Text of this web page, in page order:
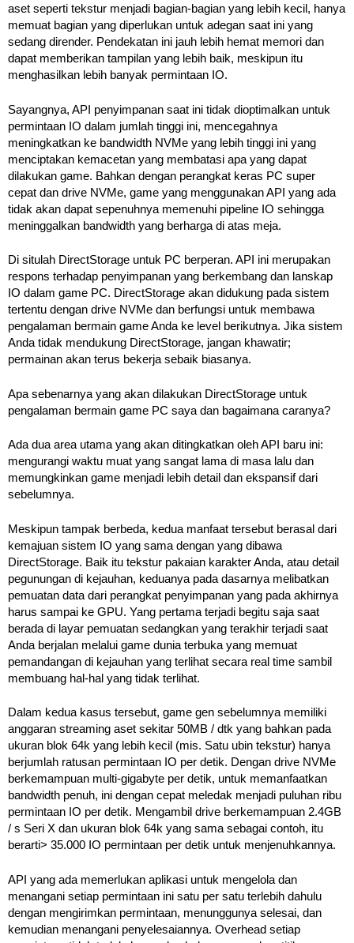
aset seperti tekstur menjadi bagian-bagian yang lebih kecil, hanya
memuat bagian yang diperlukan untuk adegan saat ini yang
sedang dirender. Pendekatan ini jauh lebih hemat memori dan
dapat memberikan tampilan yang lebih baik, meskipun itu
menghasilkan lebih banyak permintaan IO.
Sayangnya, API penyimpanan saat ini tidak dioptimalkan untuk
permintaan IO dalam jumlah tinggi ini, mencegahnya
meningkatkan ke bandwidth NVMe yang lebih tinggi ini yang
menciptakan kemacetan yang membatasi apa yang dapat
dilakukan game. Bahkan dengan perangkat keras PC super
cepat dan drive NVMe, game yang menggunakan API yang ada
tidak akan dapat sepenuhnya memenuhi pipeline IO sehingga
meninggalkan bandwidth yang berharga di atas meja.
Di situlah DirectStorage untuk PC berperan. API ini merupakan
respons terhadap penyimpanan yang berkembang dan lanskap
IO dalam game PC. DirectStorage akan didukung pada sistem
tertentu dengan drive NVMe dan berfungsi untuk membawa
pengalaman bermain game Anda ke level berikutnya. Jika sistem
Anda tidak mendukung DirectStorage, jangan khawatir;
permainan akan terus bekerja sebaik biasanya.
Apa sebenarnya yang akan dilakukan DirectStorage untuk
pengalaman bermain game PC saya dan bagaimana caranya?
Ada dua area utama yang akan ditingkatkan oleh API baru ini:
mengurangi waktu muat yang sangat lama di masa lalu dan
memungkinkan game menjadi lebih detail dan ekspansif dari
sebelumnya.
Meskipun tampak berbeda, kedua manfaat tersebut berasal dari
kemajuan sistem IO yang sama dengan yang dibawa
DirectStorage. Baik itu tekstur pakaian karakter Anda, atau detail
pegunungan di kejauhan, keduanya pada dasarnya melibatkan
pemuatan data dari perangkat penyimpanan yang pada akhirnya
harus sampai ke GPU. Yang pertama terjadi begitu saja saat
berada di layar pemuatan sedangkan yang terakhir terjadi saat
Anda berjalan melalui game dunia terbuka yang memuat
pemandangan di kejauhan yang terlihat secara real time sambil
membuang hal-hal yang tidak terlihat.
Dalam kedua kasus tersebut, game gen sebelumnya memiliki
anggaran streaming aset sekitar 50MB / dtk yang bahkan pada
ukuran blok 64k yang lebih kecil (mis. Satu ubin tekstur) hanya
berjumlah ratusan permintaan IO per detik. Dengan drive NVMe
berkemampuan multi-gigabyte per detik, untuk memanfaatkan
bandwidth penuh, ini dengan cepat meledak menjadi puluhan ribu
permintaan IO per detik. Mengambil drive berkemampuan 2.4GB
/ s Seri X dan ukuran blok 64k yang sama sebagai contoh, itu
berarti> 35.000 IO permintaan per detik untuk menjenuhkannya.
API yang ada memerlukan aplikasi untuk mengelola dan
menangani setiap permintaan ini satu per satu terlebih dahulu
dengan mengirimkan permintaan, menunggunya selesai, dan
kemudian menangani penyelesaiannya. Overhead setiap